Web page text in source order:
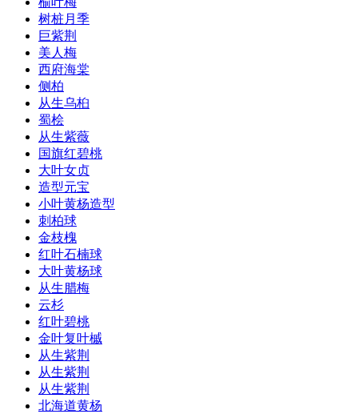
树桩月季
巨紫荆
美人梅
西府海棠
侧柏
从生乌桕
蜀桧
从生紫薇
国旗红碧桃
大叶女贞
造型元宝
小叶黄杨造型
刺柏球
金枝槐
红叶石楠球
大叶黄杨球
从生腊梅
云杉
红叶碧桃
金叶复叶槭
从生紫荆
从生紫荆
从生紫荆
北海道黄杨